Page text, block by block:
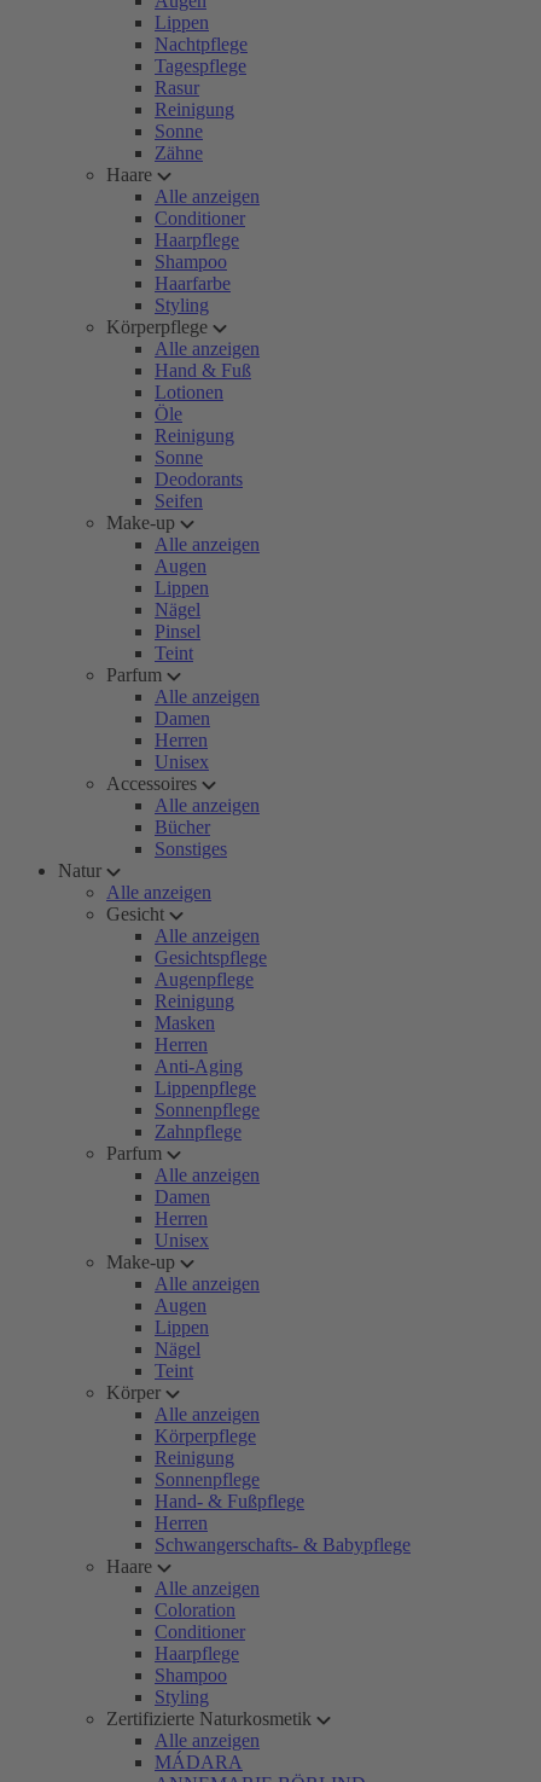
Lippen
Nachtpflege
Tagespflege
Rasur
Reinigung
Sonne
Zähne
Haare
Alle anzeigen
Conditioner
Haarpflege
Shampoo
Haarfarbe
Styling
Körperpflege
Alle anzeigen
Hand & Fuß
Lotionen
Öle
Reinigung
Sonne
Deodorants
Seifen
Make-up
Alle anzeigen
Augen
Lippen
Nägel
Pinsel
Teint
Parfum
Alle anzeigen
Damen
Herren
Unisex
Accessoires
Alle anzeigen
Bücher
Sonstiges
Natur
Alle anzeigen
Gesicht
Alle anzeigen
Gesichtspflege
Augenpflege
Reinigung
Masken
Herren
Anti-Aging
Lippenpflege
Sonnenpflege
Zahnpflege
Parfum
Alle anzeigen
Damen
Herren
Unisex
Make-up
Alle anzeigen
Augen
Lippen
Nägel
Teint
Körper
Alle anzeigen
Körperpflege
Reinigung
Sonnenpflege
Hand- & Fußpflege
Herren
Schwangerschafts- & Babypflege
Haare
Alle anzeigen
Coloration
Conditioner
Haarpflege
Shampoo
Styling
Zertifizierte Naturkosmetik
Alle anzeigen
MÁDARA